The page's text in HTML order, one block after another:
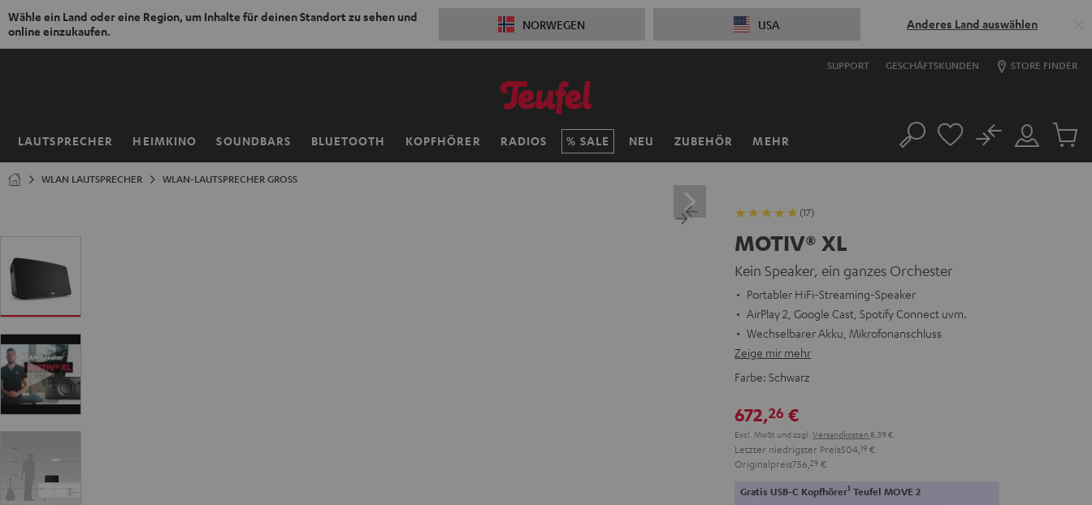
Wähle ein Land oder eine Region, um Inhalte für deinen Standort zu sehen und
online einzukaufen.
NORWEGEN USA Anderes Land auswählen
ZUM
SUPPORT GESCHÄFTSKUNDEN STORE FINDER
LAUTSPRECHER HEIMKINO SOUNDBARS BLUETOOTH KOPFHÖRER RADIOS SALE NEU ZUBEHÖR MEHR
Startseite Suche
Mein
Konto
No
Artikel
WLAN LAUTSPRECHER WLAN-LAUTSPRECHER GROSS
(17)
MOTIV® XL
Kein Speaker, ein ganzes Orchester
Portabler HiFi-Streaming-Speaker
AirPlay 2, Google Cast, Spotify Connect uvm.
Wechselbarer Akku, Mikrofonanschluss
Zeige mir mehr
Farbe: Schwarz
672,26 €
Excl. MwSt und zzgl. Versandkosten 8,39 €
Letzter niedrigster Preis504, 19 €
Originalpreis756, 29 €
Gratis USB-C Kopfhörer1 Teufel MOVE 2